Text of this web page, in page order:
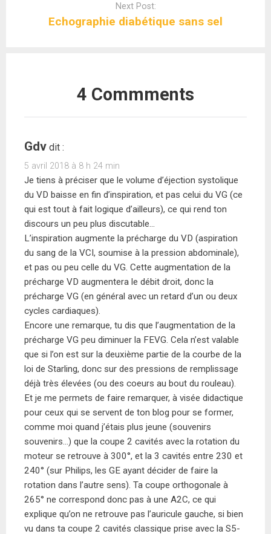
Next Post:
Echographie diabétique sans sel
4 Commments
Gdv dit :
5 avril 2018 à 8 h 24 min
Je tiens à préciser que le volume d’éjection systolique
du VD baisse en fin d’inspiration, et pas celui du VG (ce
qui est tout à fait logique d’ailleurs), ce qui rend ton
discours un peu plus discutable…
L’inspiration augmente la précharge du VD (aspiration
du sang de la VCI, soumise à la pression abdominale),
et pas ou peu celle du VG. Cette augmentation de la
précharge VD augmentera le débit droit, donc la
précharge VG (en général avec un retard d’un ou deux
cycles cardiaques).
Encore une remarque, tu dis que l’augmentation de la
précharge VG peu diminuer la FEVG. Cela n’est valable
que si l’on est sur la deuxième partie de la courbe de la
loi de Starling, donc sur des pressions de remplissage
déjà très élevées (ou des coeurs au bout du rouleau).
Et je me permets de faire remarquer, à visée didactique
pour ceux qui se servent de ton blog pour se former,
comme moi quand j’étais plus jeune (souvenirs
souvenirs…) que la coupe 2 cavités avec la rotation du
moteur se retrouve à 300°, et la 3 cavités entre 230 et
240° (sur Philips, les GE ayant décider de faire la
rotation dans l’autre sens). Ta coupe orthogonale à
265° ne correspond donc pas à une A2C, ce qui
explique qu’on ne retrouve pas l’auricule gauche, si bien
vu dans ta coupe 2 cavités classique prise avec la S5-